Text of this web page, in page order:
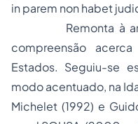
in parem non habet
Remonta à
compreensão
Estados. Seguiu-se
modo acentuado, na
Michelet (1992) e